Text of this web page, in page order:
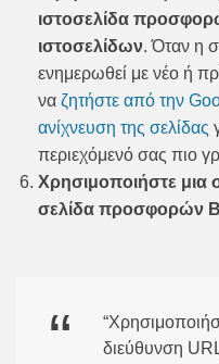
ιστοσελίδα
ιστοσελίδων. Όταν η
ενημερωθεί με νέο ή
να ζητήστε από την
ανίχνευση της σελίδας
περιεχόμενό σας πιο
Χρησιμοποιήστε μια
σελίδα προσφορών
διεύθυνση